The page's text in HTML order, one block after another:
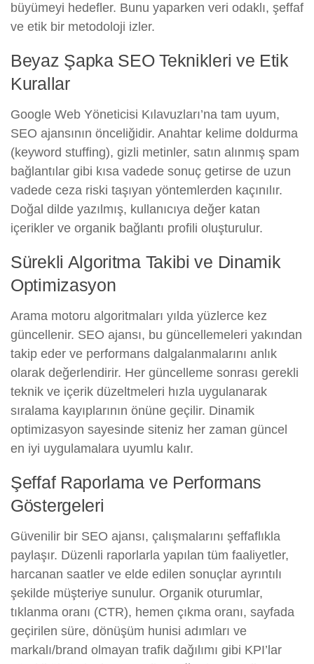
büyümeyi hedefler. Bunu yaparken veri odaklı, şeffaf
ve etik bir metodoloji izler.
Beyaz Şapka SEO Teknikleri ve Etik
Kurallar
Google Web Yöneticisi Kılavuzları’na tam uyum,
SEO ajansının önceliğidir. Anahtar kelime doldurma
(keyword stuffing), gizli metinler, satın alınmış spam
bağlantılar gibi kısa vadede sonuç getirse de uzun
vadede ceza riski taşıyan yöntemlerden kaçınılır.
Doğal dilde yazılmış, kullanıcıya değer katan
içerikler ve organik bağlantı profili oluşturulur.
Sürekli Algoritma Takibi ve Dinamik
Optimizasyon
Arama motoru algoritmaları yılda yüzlerce kez
güncellenir. SEO ajansı, bu güncellemeleri yakından
takip eder ve performans dalgalanmalarını anlık
olarak değerlendirir. Her güncelleme sonrası gerekli
teknik ve içerik düzeltmeleri hızla uygulanarak
sıralama kayıplarının önüne geçilir. Dinamik
optimizasyon sayesinde siteniz her zaman güncel
en iyi uygulamalara uyumlu kalır.
Şeffaf Raporlama ve Performans
Göstergeleri
Güvenilir bir SEO ajansı, çalışmalarını şeffaflıkla
paylaşır. Düzenli raporlarla yapılan tüm faaliyetler,
harcanan saatler ve elde edilen sonuçlar ayrıntılı
şekilde müşteriye sunulur. Organik oturumlar,
tıklanma oranı (CTR), hemen çıkma oranı, sayfada
geçirilen süre, dönüşüm hunisi adımları ve
markalı/brand olmayan trafik dağılımı gibi KPI’lar